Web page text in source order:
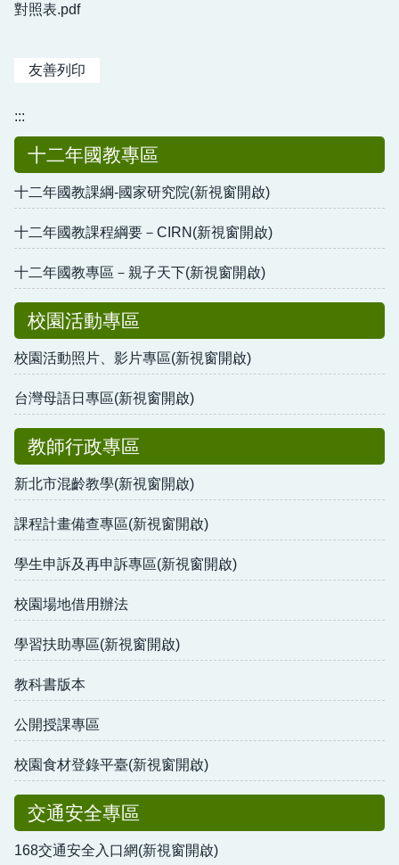
對照表.pdf
友善列印
:::
十二年國教專區
十二年國教課綱-國家研究院(新視窗開啟)
十二年國教課程綱要－CIRN(新視窗開啟)
十二年國教專區－親子天下(新視窗開啟)
校園活動專區
校園活動照片、影片專區(新視窗開啟)
台灣母語日專區(新視窗開啟)
教師行政專區
新北市混齡教學(新視窗開啟)
課程計畫備查專區(新視窗開啟)
學生申訴及再申訴專區(新視窗開啟)
校園場地借用辦法
學習扶助專區(新視窗開啟)
教科書版本
公開授課專區
校園食材登錄平臺(新視窗開啟)
交通安全專區
168交通安全入口網(新視窗開啟)